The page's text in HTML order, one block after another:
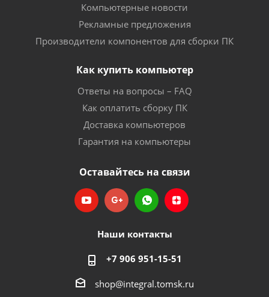
Компьютерные новости
Рекламные предложения
Производители компонентов для сборки ПК
Как купить компьютер
Ответы на вопросы – FAQ
Как оплатить сборку ПК
Доставка компьютеров
Гарантия на компьютеры
Оставайтесь на связи
Наши контакты
+7 906 951-15-51
shop@integral.tomsk.ru